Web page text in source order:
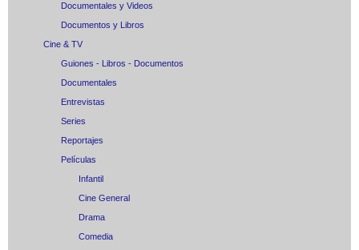
Documentales y Videos
Documentos y Libros
Cine & TV
Guiones - Libros - Documentos
Documentales
Entrevistas
Series
Reportajes
Películas
Infantil
Cine General
Drama
Comedia